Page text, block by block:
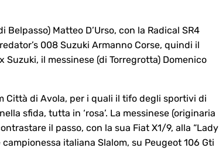
Matteo D’Urso, con la Radical SR4
008 Suzuki Armanno Corse, quindi il
il messinese (di Torregrotta) Domenico
Città di Avola, per i quali il tifo degli sportivi di
sfida, tutta in ‘rosa’. La messinese (originaria
il passo, con la sua Fiat X1/9, alla “Lady
italiana Slalom, su Peugeot 106 Gti